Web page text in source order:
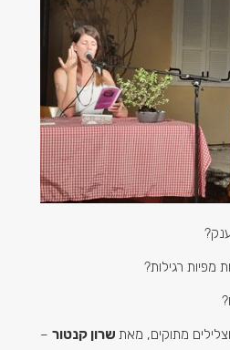
רגילות?
מתוקים, מאתשרון קנטור–